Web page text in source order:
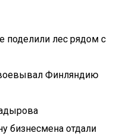
поделили лес рядом с
Финляндию
бизнесмена отдали